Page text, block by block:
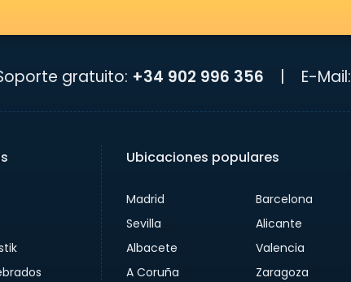
gratuito: +34 902 996 356 E-Mail:
Ubicaciones populares
Madrid
Barcelona
Sevilla
Alicante
Albacete
Valencia
A Coruña
Zaragoza